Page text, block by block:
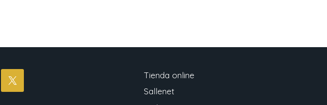
Tienda online
Sallenet